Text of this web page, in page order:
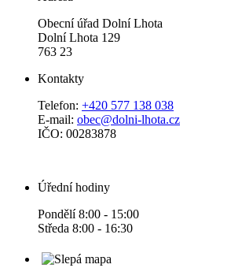
Obecní úřad Dolní Lhota
Dolní Lhota 129
763 23
Kontakty
Telefon: +420 577 138 038
E-mail: obec@dolni-lhota.cz
IČO: 00283878
Úřední hodiny
Pondělí 8:00 - 15:00
Středa 8:00 - 16:30